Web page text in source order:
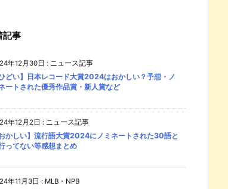
記事
年12月30日 : ニュース記事
ひどい】日本レコード大賞2024はおかしい？予想・ノ
ートされた優秀作品賞・新人賞など
年12月2日 : ニュース記事
おかしい】流行語大賞2024にノミネートされた30語と
ってない等感想まとめ
年11月3日 : MLB・NPB